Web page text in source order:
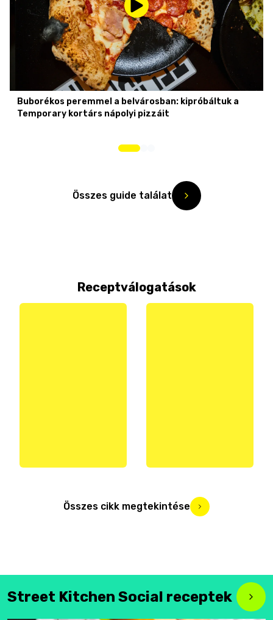
Buborékos peremmel a belvárosban: kipróbáltuk a
Temporary kortárs nápolyi pizzáit
Összes guide találat
Receptválogatások
Összes cikk megtekintése
Street Kitchen Social receptek